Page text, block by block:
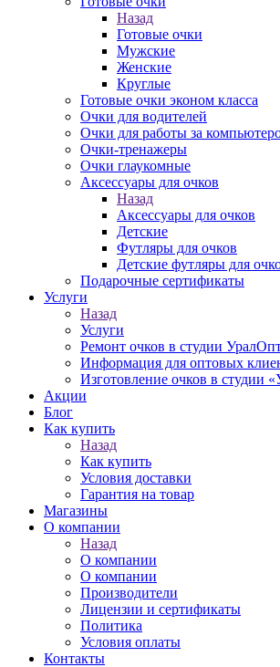
Назад
Готовые очки
Мужские
Женские
Круглые
Готовые очки эконом класса
Очки для водителей
Очки для работы за
Очки-тренажеры
Очки глаукомные
Аксессуары для очков
Назад
Аксессуары для очков
Детские
Футляры для очков
Детские футляры для
Подарочные сертификаты
Услуги
Назад
Услуги
Ремонт очков в студии
Информация для оптовых
Изготовление очков в студии
Акции
Блог
Как купить
Назад
Как купить
Условия доставки
Гарантия на товар
Магазины
О компании
Назад
О компании
О компании
Производители
Лицензии и сертификаты
Политика
Условия оплаты
Контакты